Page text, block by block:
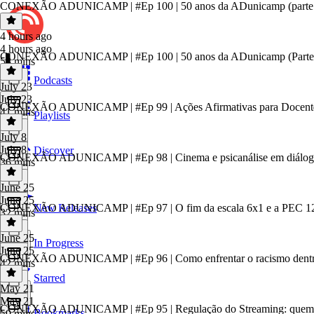
Podcasts
Playlists
Discover
New Releases
In Progress
Starred
CONEXÃO ADUNICAMP | #Ep 100 | 50 anos da ADunicamp
4 hours ago
4 hours ago
58 mins
CONEXÃO ADUNICAMP | #Ep 100 | 50 anos da ADunicamp
July 23
July 23
41 mins
CONEXÃO ADUNICAMP | #Ep 99 | Ações Afirmativas para
July 8
July 8
36 mins
CONEXÃO ADUNICAMP | #Ep 98 | Cinema e psicanálise em
June 25
June 25
32 mins
CONEXÃO ADUNICAMP | #Ep 97 | O fim da escala 6x1 e a PEC
June 25
June 25
42 mins
CONEXÃO ADUNICAMP | #Ep 96 | Como enfrentar o racismo
May 21
May 21
CONEXÃO ADUNICAMP | #Ep 95 | Regulação do Streaming: